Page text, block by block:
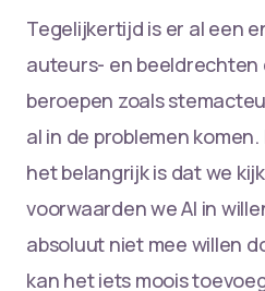
Tegelijkertijd is er al een
auteurs- en beeldrechten
beroepen zoals
al in de problemen
het belangrijk is dat we
voorwaarden we AI in
absoluut niet mee willen
kan het iets moois